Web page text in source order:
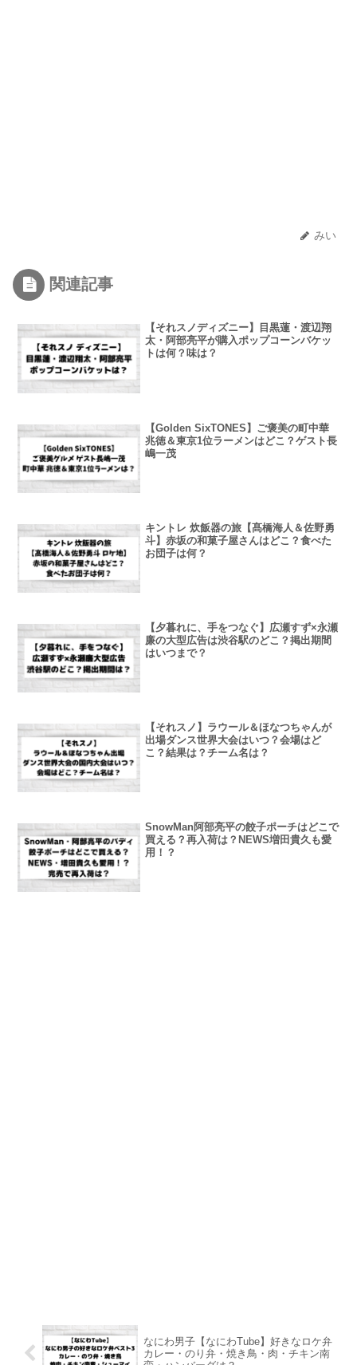
みい
関連記事
【それスノディズニー】目黒蓮・渡辺翔
太・阿部亮平が購入ポップコーンバケッ
トは何？味は？
【Golden SixTONES】ご褒美の町中華
兆徳＆東京1位ラーメンはどこ？ゲスト長
嶋一茂
キントレ 炊飯器の旅【髙橋海人＆佐野勇
斗】赤坂の和菓子屋さんはどこ？食べた
お団子は何？
【夕暮れに、手をつなぐ】広瀬すず×永瀬
廉の大型広告は渋谷駅のどこ？掲出期間
はいつまで？
【それスノ】ラウール＆ほなつちゃんが
出場ダンス世界大会はいつ？会場はど
こ？結果は？チーム名は？
SnowMan阿部亮平の餃子ポーチはどこで
買える？再入荷は？NEWS増田貴久も愛
用！？
なにわ男子【なにわTube】好きなロケ弁
カレー・のり弁・焼き鳥・肉・チキン南